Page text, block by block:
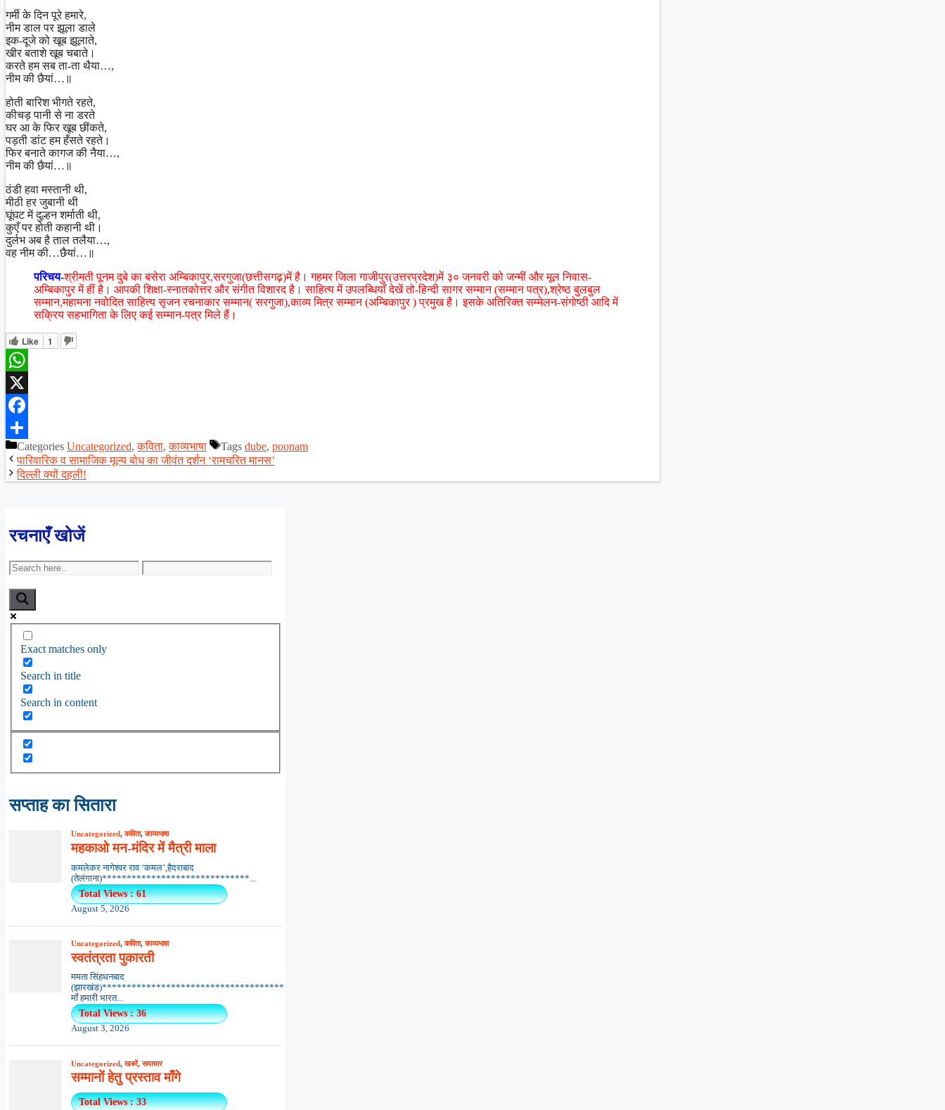
गर्मी के दिन पूरे हमारे,
नीम डाल पर झूला डाले
इक-दूजे को खूब झूलाते,
खीर बताशे खूब चबाते।
करते हम सब ता-ता थैया…,
नीम की छैयां…॥
होती बारिश भीगते रहते,
कीचड़ पानी से ना डरते
घर आ के फिर खूब छींकते,
पड़ती डांट हम हँसते रहते।
फिर बनाते कागज की नैया…,
नीम की छैयां…॥
ठंडी हवा मस्तानी थी,
मीठी हर जुबानी थी
घूंघट में दुल्हन शर्माती थी,
कुएँ पर होती कहानी थी।
दुर्लभ अब है ताल तलैया…,
वह नीम की…छैयां…॥
परिचय-श्रीमती पूनम दुबे का बसेरा अम्बिकापुर,सरगुजा(छत्तीसगढ़)में है। गहमर जिला गाजीपुर(उत्तरप्रदेश)में ३० जनवरी को जन्मीं और मूल निवास-
अम्बिकापुर में हीं है। आपकी शिक्षा-स्नातकोत्तर और संगीत विशारद है। साहित्य में उपलब्धियाँ देखें तो-हिन्दी सागर सम्मान (सम्मान पत्र),श्रेष्ठ बुलबुल
सम्मान,महामना नवोदित साहित्य सृजन रचनाकार सम्मान( सरगुजा),काव्य मित्र सम्मान (अम्बिकापुर ) प्रमुख है। इसके अतिरिक्त सम्मेलन-संगोष्ठी आदि में
सक्रिय सहभागिता के लिए कई सम्मान-पत्र मिले हैं।
Like 1
WhatsApp
X
Facebook
ShareCategories Uncategorized,कविता,काव्यभाषा Tags dube, poonam
पारिवारिक व सामाजिक मूल्य बोध का जीवंत दर्शन ‘रामचरित मानस’
दिल्ली क्यों दहली!
रचनाएँ खोजें
Exact matches only
Search in title
Search in content
सप्ताह का सितारा
Uncategorized,कविता,काव्यभाषा
महकाओ मन-मंदिर में मैत्री माला
कमलेकर नागेश्वर राव ‘कमल’,हैदराबाद
(तेलंगाना)******************************...
Total Views : 61
August 5, 2026
Uncategorized,कविता,काव्यभाषा
स्वतंत्रता पुकारती
ममता सिंहधनबाद
(झारखंड)*************************************
माँ हमारी भारत...
Total Views : 36
August 3, 2026
Uncategorized,खबरें,समाचार
सम्मानों हेतु प्रस्ताव माँगे
Total Views : 33